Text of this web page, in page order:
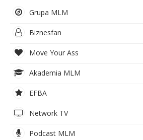
Grupa MLM
Biznesfan
Move Your Ass
Akademia MLM
EFBA
Network TV
Podcast MLM